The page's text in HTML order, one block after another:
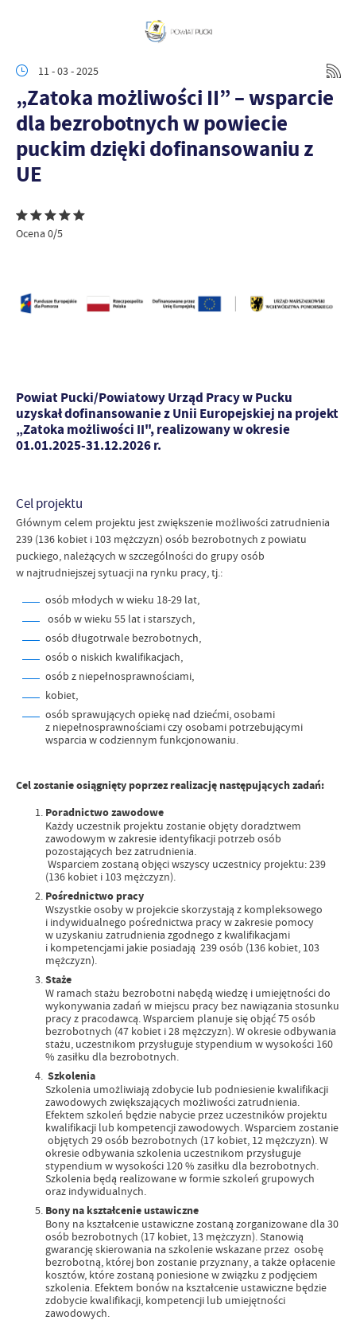
11 - 03 - 2025
„Zatoka możliwości II” – wsparcie
dla bezrobotnych w powiecie
puckim dzięki dofinansowaniu z
UE
Ocena 0/5
Powiat Pucki/Powiatowy Urząd Pracy w Pucku
uzyskał dofinansowanie z Unii Europejskiej na projekt
„Zatoka możliwości II", realizowany w okresie
01.01.2025-31.12.2026 r.
Cel projektu
Głównym celem projektu jest zwiększenie możliwości zatrudnienia
239 (136 kobiet i 103 mężczyzn) osób bezrobotnych z powiatu
puckiego, należących w szczególności do grupy osób
w najtrudniejszej sytuacji na rynku pracy, tj.:
osób młodych w wieku 18-29 lat,
osób w wieku 55 lat i starszych,
osób długotrwale bezrobotnych,
osób o niskich kwalifikacjach,
osób z niepełnosprawnościami,
kobiet,
osób sprawujących opiekę nad dziećmi, osobami
z niepełnosprawnościami czy osobami potrzebującymi
wsparcia w codziennym funkcjonowaniu.
Cel zostanie osiągnięty poprzez realizację następujących zadań:
Poradnictwo zawodowe
Każdy uczestnik projektu zostanie objęty doradztwem
zawodowym w zakresie identyfikacji potrzeb osób
pozostających bez zatrudnienia.
Wsparciem zostaną objęci wszyscy uczestnicy projektu: 239
(136 kobiet i 103 mężczyzn).
Pośrednictwo pracy
Wszystkie osoby w projekcie skorzystają z kompleksowego
i indywidualnego pośrednictwa pracy w zakresie pomocy
w uzyskaniu zatrudnienia zgodnego z kwalifikacjami
i kompetencjami jakie posiadają 239 osób (136 kobiet, 103
mężczyzn).
Staże
W ramach stażu bezrobotni nabędą wiedzę i umiejętności do
wykonywania zadań w miejscu pracy bez nawiązania stosunku
pracy z pracodawcą. Wsparciem planuje się objąć 75 osób
bezrobotnych (47 kobiet i 28 mężczyzn). W okresie odbywania
stażu, uczestnikom przysługuje stypendium w wysokości 160
% zasiłku dla bezrobotnych.
Szkolenia
Szkolenia umożliwiają zdobycie lub podniesienie kwalifikacji
zawodowych zwiększających możliwości zatrudnienia.
Efektem szkoleń będzie nabycie przez uczestników projektu
kwalifikacji lub kompetencji zawodowych. Wsparciem zostanie
objętych 29 osób bezrobotnych (17 kobiet, 12 mężczyzn). W
okresie odbywania szkolenia uczestnikom przysługuje
stypendium w wysokości 120 % zasiłku dla bezrobotnych.
Szkolenia będą realizowane w formie szkoleń grupowych
oraz indywidualnych.
Bony na kształcenie ustawiczne
Bony na kształcenie ustawiczne zostaną zorganizowane dla 30
osób bezrobotnych (17 kobiet, 13 mężczyzn). Stanowią
gwarancję skierowania na szkolenie wskazane przez osobę
bezrobotną, której bon zostanie przyznany, a także opłacenie
kosztów, które zostaną poniesione w związku z podjęciem
szkolenia. Efektem bonów na kształcenie ustawiczne będzie
zdobycie kwalifikacji, kompetencji lub umiejętności
zawodowych.